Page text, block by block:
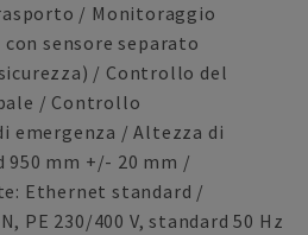
/ Monitoraggio
sensore separato
/ Controllo del
/ Controllo
/ Altezza di
950 mm +/- 20 mm /
Ethernet standard /
PE 230/400 V, standard 50 Hz